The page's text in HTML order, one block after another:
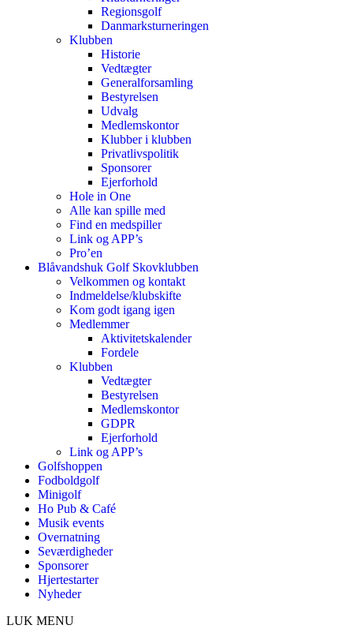
Regionsgolf
Danmarksturneringen
Klubben
Historie
Vedtægter
Generalforsamling
Bestyrelsen
Udvalg
Medlemskontor
Klubber i klubben
Privatlivspolitik
Sponsorer
Ejerforhold
Hole in One
Alle kan spille med
Find en medspiller
Link og APP’s
Pro’en
Blåvandshuk Golf Skovklubben
Velkommen og kontakt
Indmeldelse/klubskifte
Kom godt igang igen
Medlemmer
Aktivitetskalender
Fordele
Klubben
Vedtægter
Bestyrelsen
Medlemskontor
GDPR
Ejerforhold
Link og APP’s
Golfshoppen
Fodboldgolf
Minigolf
Ho Pub & Café
Musik events
Overnatning
Seværdigheder
Sponsorer
Hjertestarter
Nyheder
LUK MENU